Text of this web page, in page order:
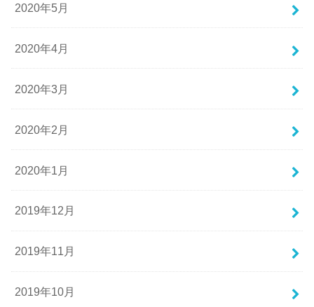
2020年5月
2020年4月
2020年3月
2020年2月
2020年1月
2019年12月
2019年11月
2019年10月